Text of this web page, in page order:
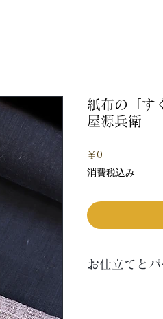
紙布の「す
屋源兵衛
￥0
格
消費税込み
お仕立てと